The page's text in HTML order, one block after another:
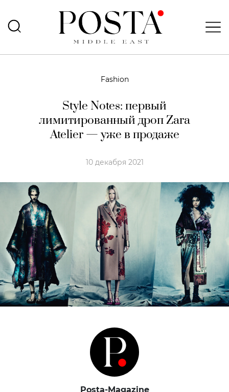
Fashion
Style Notes: первый
лимитированный дроп Zara
Atelier — уже в продаже
10 декабря 2021
Posta-Magazine